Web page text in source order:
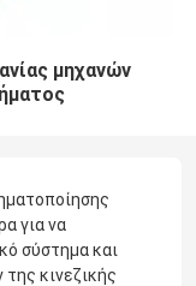
μηχανών
για να
σύστημα και
κινεζικής